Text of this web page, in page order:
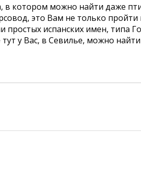
в котором можно найти даже
это Вам не только
простых испанских имен, типа
у Вас, в Севилье, можно